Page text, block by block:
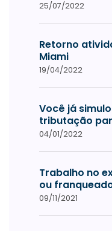
25/07/2022
Retorno
Miami
19/04/2022
Você já
tributação
04/01/2022
Trabalho no
ou
09/11/2021